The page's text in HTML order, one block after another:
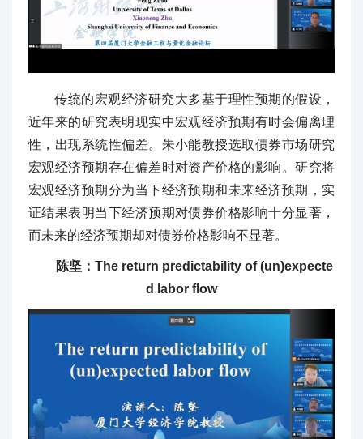
传统的宏观经济研究大多基于理性预期的假设，
近年来的研究表明现实中宏观经济预期有时会偏离理
性，出现系统性偏差。朱小能教授选取债券市场研究
宏观经济预期存在偏差时对资产价格的影响。研究将
宏观经济预期分为当下经济预期和未来经济预期，实
证结果表明当下经济预期对债券价格影响十分显著，
而未来的经济预期却对债券价格影响不显著。
陈坚：The return predictability of (un)expecte
d labor flow